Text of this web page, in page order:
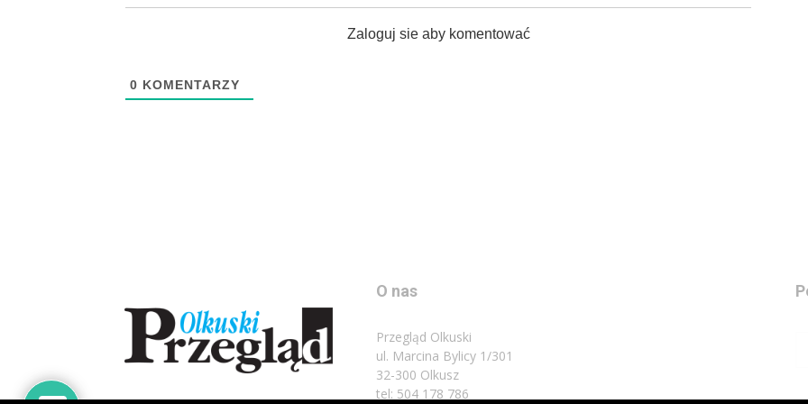
Zaloguj sie aby komentować
0 KOMENTARZY
O nas
Przegląd Olkuski
ul. Marcina Bylicy 1/301
32-300 Olkusz
tel: 504 178 786